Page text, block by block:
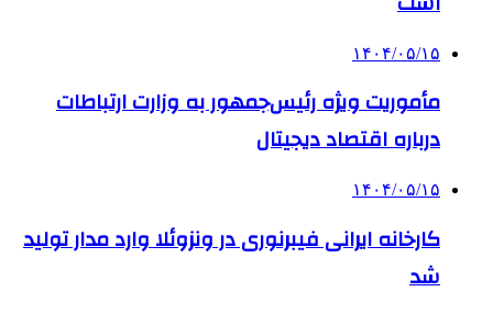
۱۴۰۴/۰۵/۱۵
مأموریت ویژه رئیس‌جمهور به وزارت ارتباطات
درباره اقتصاد دیجیتال
۱۴۰۴/۰۵/۱۵
کارخانه ایرانی فیبرنوری در ونزوئلا وارد مدار تولید
شد